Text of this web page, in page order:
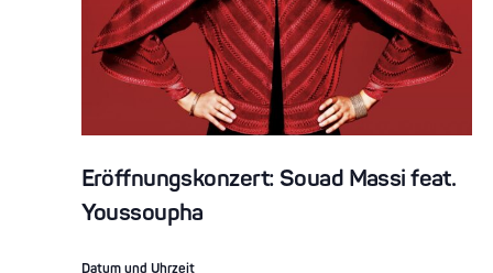
Eröffnungskonzert: Souad Massi feat.
Youssoupha
Datum und Uhrzeit